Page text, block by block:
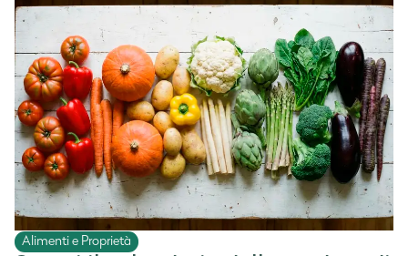
Alimenti e Proprietà